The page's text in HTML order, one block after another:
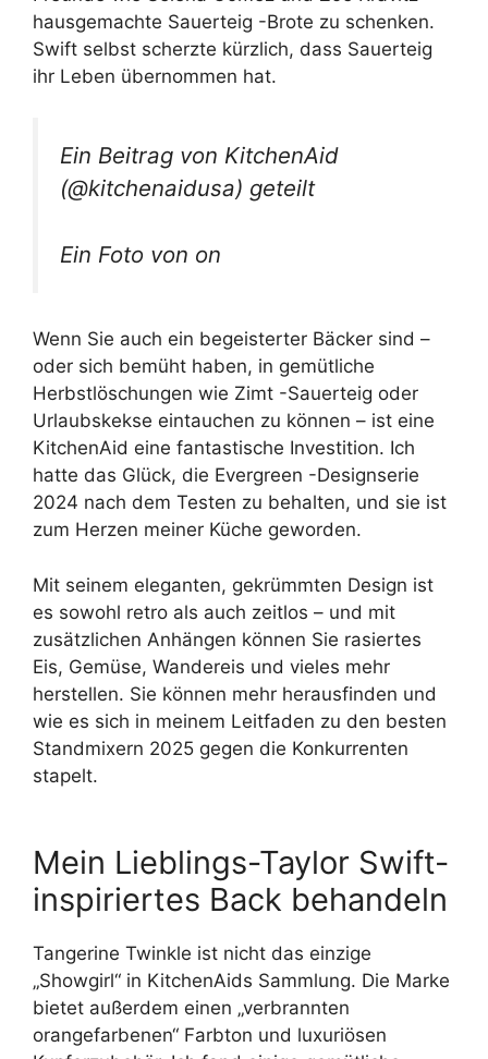
hausgemachte Sauerteig -Brote zu schenken.
Swift selbst scherzte kürzlich, dass Sauerteig
ihr Leben übernommen hat.
Ein Beitrag von KitchenAid
(@kitchenaidusa) geteilt
Ein Foto von on
Wenn Sie auch ein begeisterter Bäcker sind –
oder sich bemüht haben, in gemütliche
Herbstlöschungen wie Zimt -Sauerteig oder
Urlaubskekse eintauchen zu können – ist eine
KitchenAid eine fantastische Investition. Ich
hatte das Glück, die Evergreen -Designserie
2024 nach dem Testen zu behalten, und sie ist
zum Herzen meiner Küche geworden.
Mit seinem eleganten, gekrümmten Design ist
es sowohl retro als auch zeitlos – und mit
zusätzlichen Anhängen können Sie rasiertes
Eis, Gemüse, Wandereis und vieles mehr
herstellen. Sie können mehr herausfinden und
wie es sich in meinem Leitfaden zu den besten
Standmixern 2025 gegen die Konkurrenten
stapelt.
Mein Lieblings-Taylor Swift-
inspiriertes Back behandeln
Tangerine Twinkle ist nicht das einzige
„Showgirl“ in KitchenAids Sammlung. Die Marke
bietet außerdem einen „verbrannten
orangefarbenen“ Farbton und luxuriösen